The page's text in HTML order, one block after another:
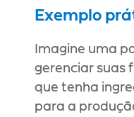
Exemplo
Imagine uma
gerenciar suas
que tenha
para a